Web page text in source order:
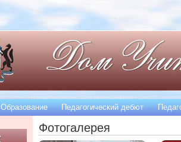
Фотогалерея
Образование Педагогический дебют